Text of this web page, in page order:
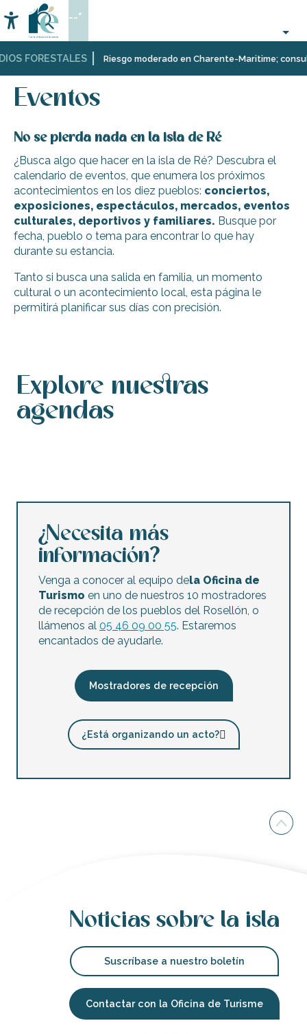
au
contenu
principal
FORESTALES Riesgo moderado en Charente-Maritime;
Accessibilité
Buscar
--°
Página Web
Organización
Eventos
Eventos
No se pierda nada en la isla de Ré
¿Busca algo que hacer en la isla de Ré? Descubra el
calendario de eventos, que enumera los próximos
acontecimientos en los diez pueblos: conciertos,
exposiciones, espectáculos, mercados, eventos
culturales, deportivos y familiares. Busque por
fecha, pueblo o tema para encontrar lo que hay
durante su estancia.
Tanto si busca una salida en familia, un momento
cultural o un acontecimiento local, esta página le
permitirá planificar sus días con precisión.
Explore nuestras
agendas
¿Necesita más
información?
Venga a conocer al equipo dela Oficina de
Turismo en uno de nuestros 10 mostradores
de recepción de los pueblos del Rosellón, o
llámenos al 05 46 09 00 55. Estaremos
encantados de ayudarle.
Mostradores de recepción
¿Está organizando un acto?
Noticias sobre la isla
Suscríbase a nuestro boletín
Contactar con la Oficina de Turisme